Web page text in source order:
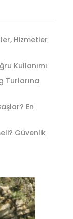
Hizmetler
Kullanımı
Turlarına
En
Güvenlik